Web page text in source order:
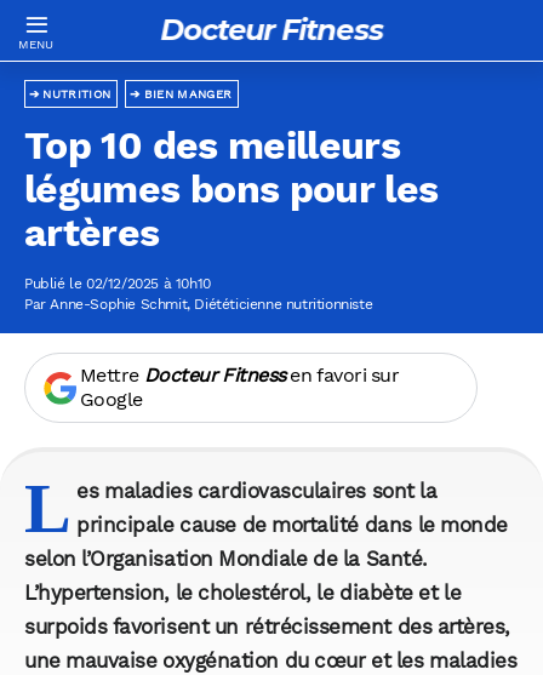
Docteur Fitness
BIEN MANGER
NUTRITION
Top 10 des meilleurs
légumes bons pour les
artères
Publié le 02/12/2025 à 10h10
ParAnne-Sophie Schmit, Diététicienne nutritionniste
Mettre Docteur Fitnessen favori sur
Google
L es maladies cardiovasculaires sont la
principale cause de mortalité dans le monde
selon l’Organisation Mondiale de la Santé.
L’hypertension, le cholestérol, le diabète et le
surpoids favorisent un rétrécissement des artères,
une mauvaise oxygénation du cœur et les maladies